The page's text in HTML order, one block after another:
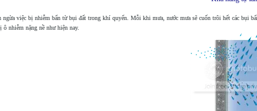
ngừa việc bị nhiễm bẩn từ bụi đất trong khí quyển. Mỗi khi mưa, nước mưa sẽ cuốn trôi hết các
nhiễm nặng nề như hiện nay.